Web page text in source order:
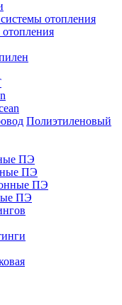
отопления
Полиэтиленовый
ПЭ
ПЭ
ПЭ
ПЭ